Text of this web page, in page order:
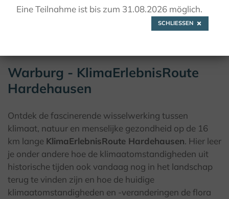
© Teutoburger Wald Tourismus / A. Röser
Warburg - KlimaErlebnisRoute
Hardehausen
Ontdek de fascinerende wisselwerking tussen
klimaat, natuur en menselijke gezondheid op de 16
km lange KlimaErlebnisRoute Hardehausen. Hier leer
je onder andere hoe de klimaatomstandigheden uit
historische tijden ook vandaag nog in het landschap
terug te vinden zijn en hoe de huidige
klimaatomstandigheden en -veranderingen de flora
Eine Teilnahme ist bis zum 31.08.2026 möglich.
SCHLIESSEN